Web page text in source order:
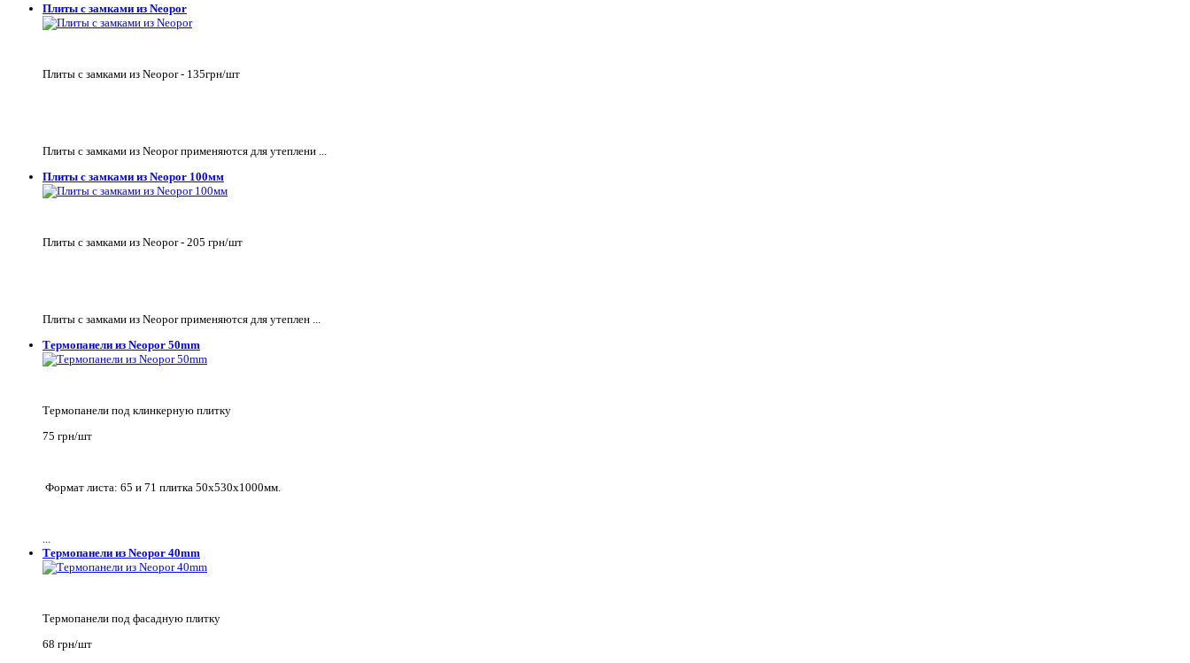
Плиты с замками из Neopor
Плиты с замками из Neopor - 135грн/шт
Плиты с замками из Neopor применяются для утеплени ...
Плиты с замками из Neopor 100мм
Плиты с замками из Neopor - 205 грн/шт
Плиты с замками из Neopor применяются для утеплен ...
Термопанели из Neopor 50mm
Термопанели под клинкерную плитку
75 грн/шт
Формат листа: 65 и 71 плитка 50х530х1000мм.
...
Термопанели из Neopor 40mm
Термопанели под фасадную плитку
68 грн/шт